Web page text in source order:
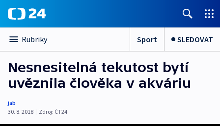
Rubriky Sport SLEDOVAT
Nesnesitelná tekutost bytí
uvěznila člověka v akváriu
jab
30. 8. 2018 | Zdroj: ČT24